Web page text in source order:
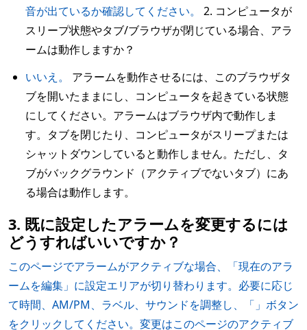
音が出ているか確認してください。
2. コンピュータが
スリープ状態やタブ/ブラウザが閉じている場合、アラ
ームは動作しますか？
いいえ。
アラームを動作させるには、このブラウザタ
ブを開いたままにし、コンピュータを起きている状態
にしてください。アラームはブラウザ内で動作しま
す。タブを閉じたり、コンピュータがスリープまたは
シャットダウンしていると動作しません。ただし、タ
ブがバックグラウンド（アクティブでないタブ）にあ
る場合は動作します。
3. 既に設定したアラームを変更するには
どうすればいいですか？
このページでアラームがアクティブな場合、「現在のアラ
ームを編集」に設定エリアが切り替わります。必要に応じ
て時間、AM/PM、ラベル、サウンドを調整し、「」ボタン
をクリックしてください。変更はこのページのアクティブ